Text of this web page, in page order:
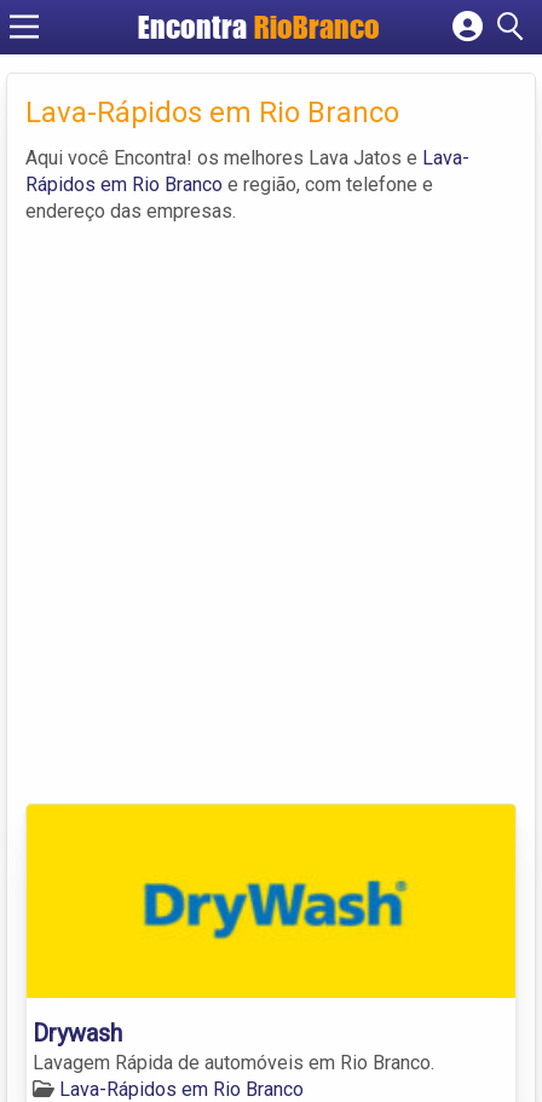
Encontra RioBranco
Cadastrar empresa
Criar conta
Lava-Rápidos em Rio Branco
Aqui você Encontra! os melhores Lava Jatos e Lava-
Rápidos em Rio Branco e região, com telefone e
endereço das empresas.
Drywash
Lavagem Rápida de automóveis em Rio Branco.
Lava-Rápidos em Rio Branco